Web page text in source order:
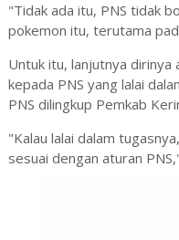
"Tidak ada itu, PNS tidak
pokemon itu, terutama
Untuk itu, lanjutnya dirinya
kepada PNS yang lalai
PNS dilingkup Pemkab
"Kalau lalai dalam
sesuai dengan aturan